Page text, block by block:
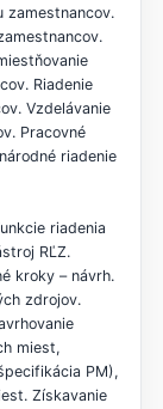
zamestnancov.
Riadenie
Vzdelávanie
Pracovné
riadenie
riadenia
RĽZ.
kroky – návrh.
zdrojov.
miest,
PM),
Získavanie